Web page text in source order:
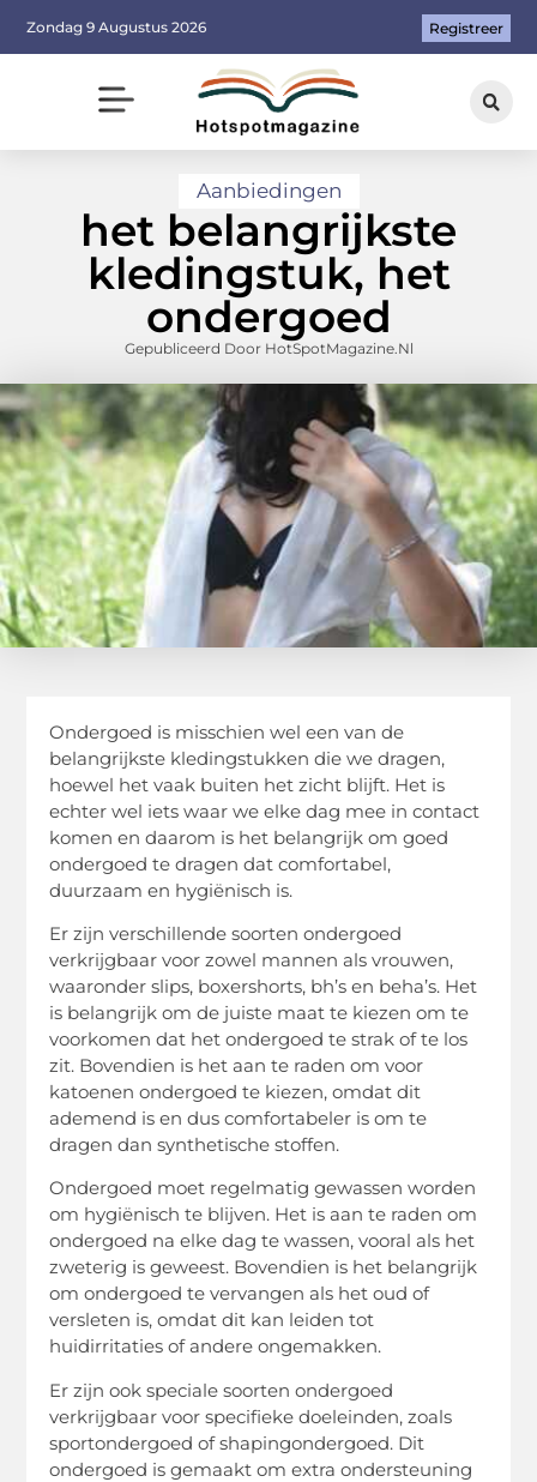
Zondag 9 Augustus 2026 Registreer
Aanbiedingen
het belangrijkste
kledingstuk, het
ondergoed
Gepubliceerd Door HotSpotMagazine.nl
Ondergoed is misschien wel een van de
belangrijkste kledingstukken die we dragen,
hoewel het vaak buiten het zicht blijft. Het is
echter wel iets waar we elke dag mee in contact
komen en daarom is het belangrijk om goed
ondergoed te dragen dat comfortabel,
duurzaam en hygiënisch is.
Er zijn verschillende soorten ondergoed
verkrijgbaar voor zowel mannen als vrouwen,
waaronder slips, boxershorts, bh’s en beha’s. Het
is belangrijk om de juiste maat te kiezen om te
voorkomen dat het ondergoed te strak of te los
zit. Bovendien is het aan te raden om voor
katoenen ondergoed te kiezen, omdat dit
ademend is en dus comfortabeler is om te
dragen dan synthetische stoffen.
Ondergoed moet regelmatig gewassen worden
om hygiënisch te blijven. Het is aan te raden om
ondergoed na elke dag te wassen, vooral als het
zweterig is geweest. Bovendien is het belangrijk
om ondergoed te vervangen als het oud of
versleten is, omdat dit kan leiden tot
huidirritaties of andere ongemakken.
Er zijn ook speciale soorten ondergoed
verkrijgbaar voor specifieke doeleinden, zoals
sportondergoed of shapingondergoed. Dit
ondergoed is gemaakt om extra ondersteuning